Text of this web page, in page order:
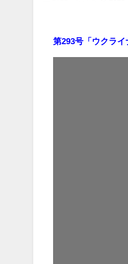
第293号「ウクライ